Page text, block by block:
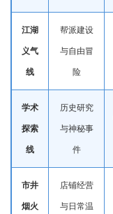
江湖
义气
线
帮派建设
与自由冒
险
学术
探索
线
历史研究
与神秘事
件
市井
烟火
店铺经营
与日常温